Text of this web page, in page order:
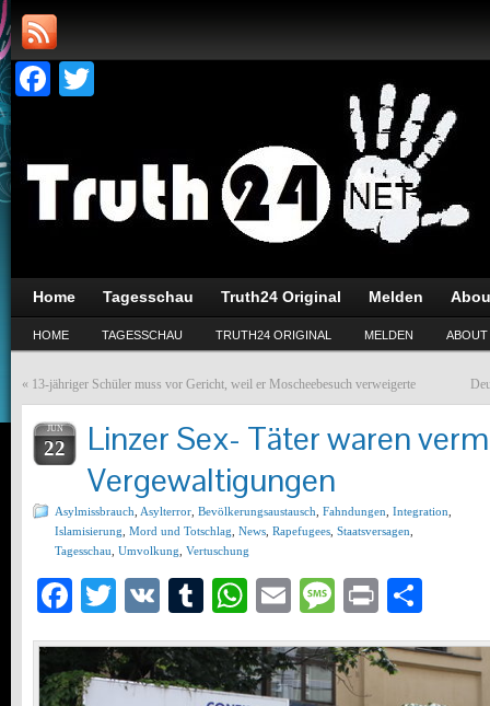
Facebook
Home Tagesschau Truth24 Original Melden
HOME TAGESSCHAU TRUTH24 ORIGINAL MELDEN ABOUT
« 13-jähriger Schüler muss vor Gericht, weil er Moscheebesuch verweigerte
JUN
22
Linzer Sex- Täter waren
Vergewaltigungen
Asylmissbrauch Asylterror Bevölkerungsaustausch Fahndungen Integration
Islamisierung Mord und Totschlag News Rapefugees Staatsversagen
Tagesschau Umvolkung Vertuschung
Facebook
Twitter
VK Tumblr
WhatsApp
EmailMessage
Print